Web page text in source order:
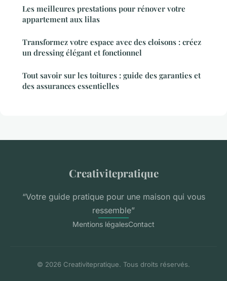
Les meilleures prestations pour rénover votre
appartement aux lilas
Transformez votre espace avec des cloisons : créez
un dressing élégant et fonctionnel
Tout savoir sur les toitures : guide des garanties et
des assurances essentielles
Creativitepratique
“Votre guide pratique pour une maison qui vous
ressemble”
Mentions légalesContact
© 2026 Creativitepratique. Tous droits réservés.